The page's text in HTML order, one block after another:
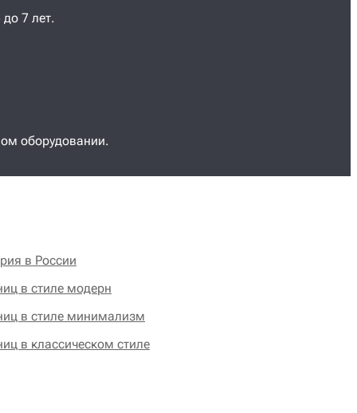
7 лет.
оборудовании.
в России
в стиле модерн
в стиле минимализм
в классическом стиле